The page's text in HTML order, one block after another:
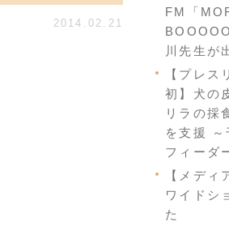
2014.02.21
FM「
川先生が
【プレス
初】犬の
リラの採
を支援
フィーダ
【メディ
ワイドシ
た